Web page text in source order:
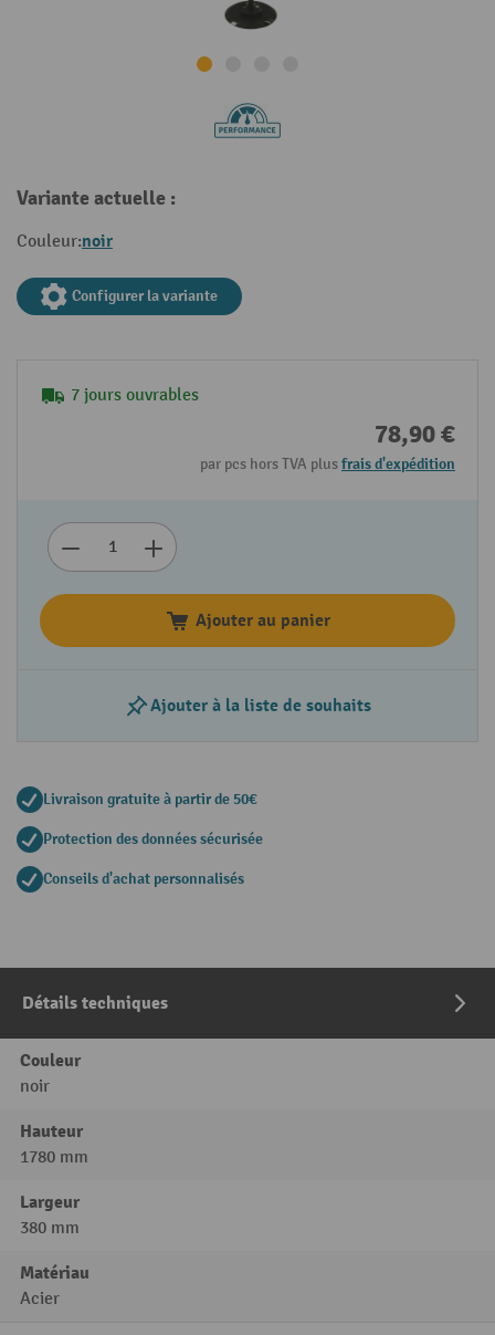
Variante actuelle :
Couleur:noir
Configurer la variante
7 jours ouvrables
78,90 €
par pcs hors TVA plusfrais d'expédition
Ajouter au panier
Ajouter à la liste de souhaits
Livraison gratuite à partir de 50€
Protection des données sécurisée
Conseils d'achat personnalisés
Détails techniques
Couleur
noir
Hauteur
1780 mm
Largeur
380 mm
Matériau
Acier